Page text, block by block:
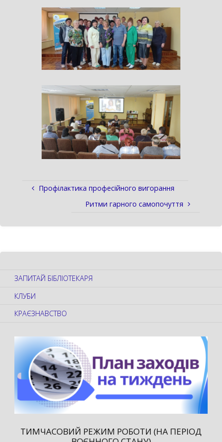
Профілактика професійного вигорання
Ритми гарного самопочуття
ЗАПИТАЙ БІБЛІОТЕКАРЯ
КЛУБИ
КРАЄЗНАВСТВО
ТИМЧАСОВИЙ РЕЖИМ РОБОТИ (НА ПЕРІОД